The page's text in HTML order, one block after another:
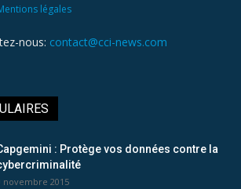
légales
nous: contact@cci-news.com
: Protège vos données contre la
novembre 2015